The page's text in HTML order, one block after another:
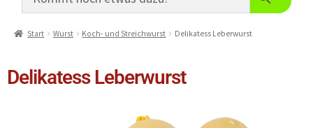
Start Wurst Koch- und Streichwurst Delikatess Leberwurst
Delikatess Leberwurst